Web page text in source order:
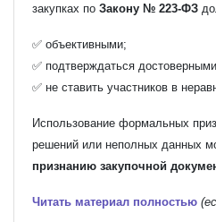
закупках по Закону № 223-ФЗ
✅ объективными;
✅ подтверждаться
✅ не ставить участников в
Использование формальных
решений или неполных данных
признанию закупочной
Читать материал полностью